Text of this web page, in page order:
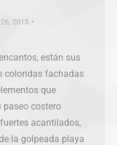
2015
están sus
coloridas fachadas
que
paseo costero
acantilados,
la golpeada playa